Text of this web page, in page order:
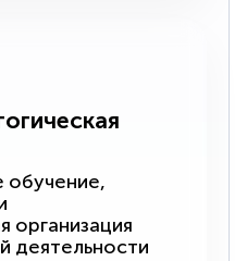
обучение,
организация
деятельности